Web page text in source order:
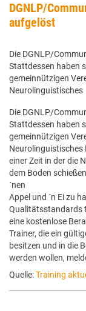
DGNLP/
aufgelöst
Die DGNLP/
Stattdessen haben
gemeinnützigen
Neurolinguistisches
Die DGNLP/
Stattdessen haben
gemeinnützigen
Neurolinguistisches
einer Zeit in der die
dem Boden
´nen
Appel und ´n Ei zu
Qualitätsstandards
eine kostenlose
Trainer, die ein
besitzen und in die
werden wollen,
Quelle:Training